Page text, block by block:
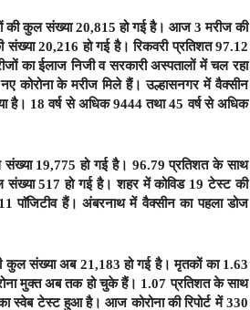
की कुल संख्या 20,815 हो गई है। आज 3 मरीज की
20,216 हो गई है। रिकवरी प्रतिशत 97.12
का ईलाज निजी व सरकारी अस्पतालों में चल रहा
कोरोना के मरीज मिले हैं। उल्हासनगर में वैक्सीन
है। 18 वर्ष से अधिक 9444 तथा 45 वर्ष से अधिक
संख्या 19,775 हो गई है। 96.79 प्रतिशत के साथ
517 हो गई है। शहर में कोविड 19 टेस्ट की
हैं। अंबरनाथ में वैक्सीन का पहला डोज
कुल संख्या अब 21,183 हो गई है। मृतकों का 1.63
मुक्त अब तक हो चुके हैं। 1.07 प्रतिशत के साथ
स्वेब टेस्ट हुआ है। आज कोरोना की रिपोर्ट में 330